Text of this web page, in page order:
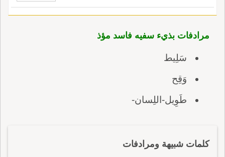
مرادفات بذيء سفيه فاسد مؤذ
سَلِيط
وَقِح
طَوِيل-اللِسان-
كلمات شبيهة ومرادفات